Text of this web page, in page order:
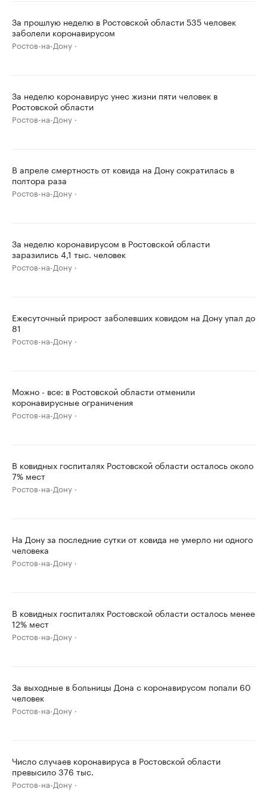
За прошлую неделю в Ростовской области 535 человек
заболели коронавирусом
Ростов-на-Дону
За неделю коронавирус унес жизни пяти человек в
Ростовской области
Ростов-на-Дону
В апреле смертность от ковида на Дону сократилась в
полтора раза
Ростов-на-Дону
За неделю коронавирусом в Ростовской области
заразились 4,1 тыс. человек
Ростов-на-Дону
Ежесуточный прирост заболевших ковидом на Дону упал до
81
Ростов-на-Дону
Можно - все: в Ростовской области отменили
коронавирусные ограничения
Ростов-на-Дону
В ковидных госпиталях Ростовской области осталось около
7% мест
Ростов-на-Дону
На Дону за последние сутки от ковида не умерло ни одного
человека
Ростов-на-Дону
В ковидных госпиталях Ростовской области осталось менее
12% мест
Ростов-на-Дону
За выходные в больницы Дона с коронавирусом попали 60
человек
Ростов-на-Дону
Число случаев коронавируса в Ростовской области
превысило 376 тыс.
Ростов-на-Дону